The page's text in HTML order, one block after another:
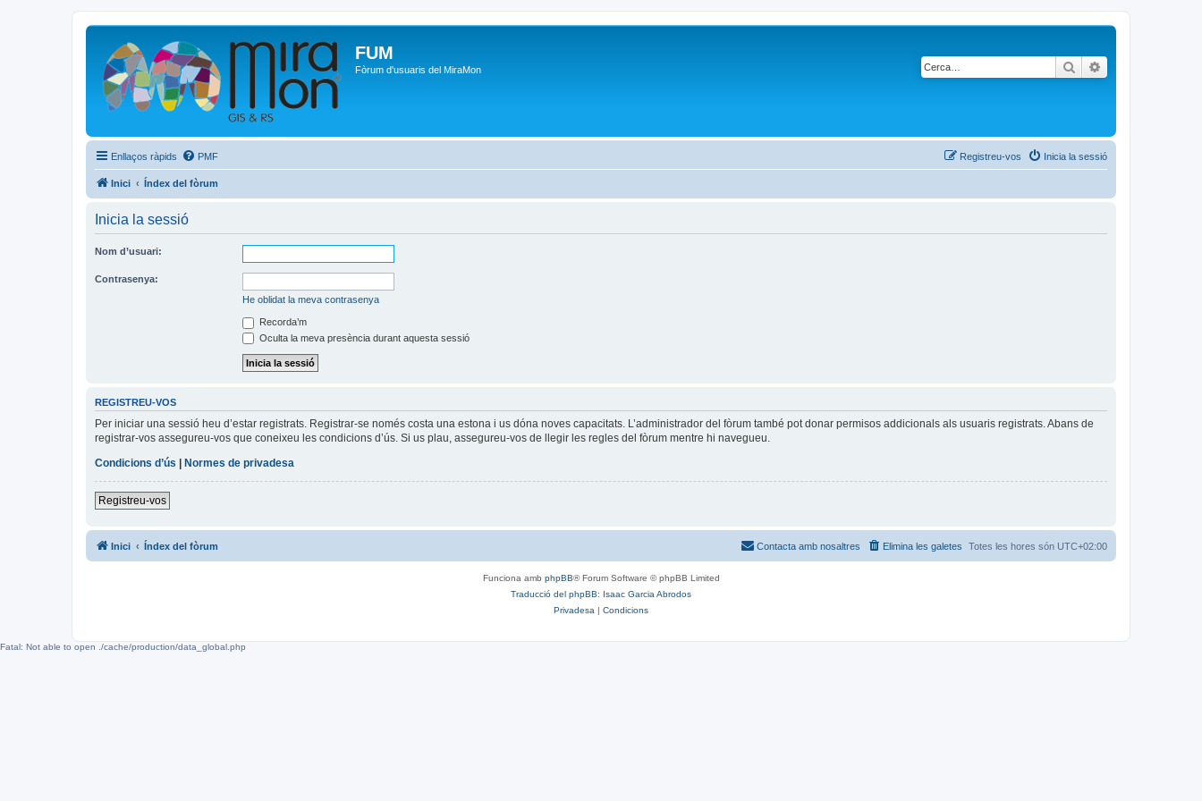
FUM
Fòrum d'usuaris del MiraMon Cerca
Enllaços ràpids PMF Inicia la sessió
Registreu-vos
Inici Índex del fòrum
Inicia la sessió
Nom d’usuari:
Contrasenya:
He oblidat la meva contrasenya
Recorda’m
Oculta la meva presència durant aquesta sessió
REGISTREU-VOS
Per iniciar una sessió heu d’estar registrats. Registrar-se només costa una estona i us dóna noves capacitats. L’administrador del fòrum també pot donar permisos addicionals als usuaris registrats. Abans de
registrar-vos assegureu-vos que coneixeu les condicions d’ús. Si us plau, assegureu-vos de llegir les regles del fòrum mentre hi navegueu.
Condicions d’ús | Normes de privadesa
Registreu-vos
Inici Índex del fòrum Totes les hores són UTC+02:00
Elimina les galetes
Contacta amb nosaltres
Funciona amb phpBB® Forum Software © phpBB Limited
Traducció del phpBB: Isaac Garcia Abrodos
Privadesa | Condicions
Fatal: Not able to open ./cache/production/data_global.php